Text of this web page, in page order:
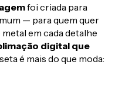
foi criada para
— para quem quer
em cada detalhe
digital que
é mais do que moda: